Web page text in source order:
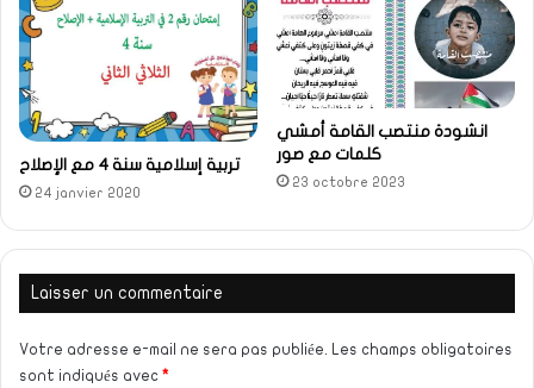
تربية إسلامية سنة 4 مع الإصلاح
24 janvier 2020
انشودة منتصب القامة أمشي
كلمات مع صور
23 octobre 2023
Laisser un commentaire
Votre adresse e-mail ne sera pas publiée. Les champs obligatoires
sont indiqués avec *